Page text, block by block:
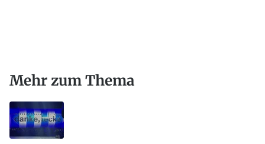
Mehr zum Thema